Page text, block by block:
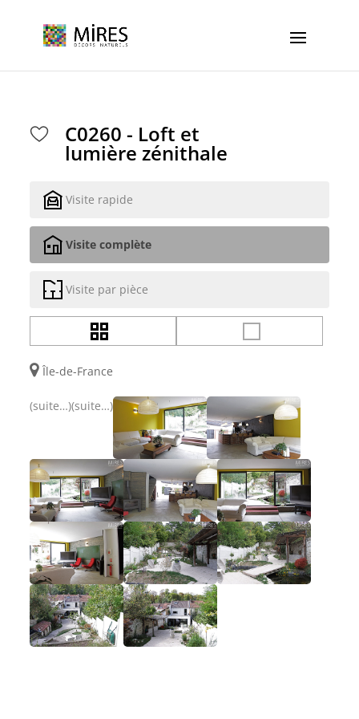
C0260 - Loft et
lumière zénithale
Visite rapide
Visite complète
Visite par pièce
Île-de-France
(suite…)(suite…)